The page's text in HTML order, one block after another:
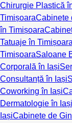
Chirurgie Plastică
TimișoaraCabinete
în Timișoara
Tatuaje în Timișoara
TimișoaraSaloane
Corporală în Iași
Consultanță în Iași
Coworking în Iași
Dermatologie în Iași
IașiCabinete de